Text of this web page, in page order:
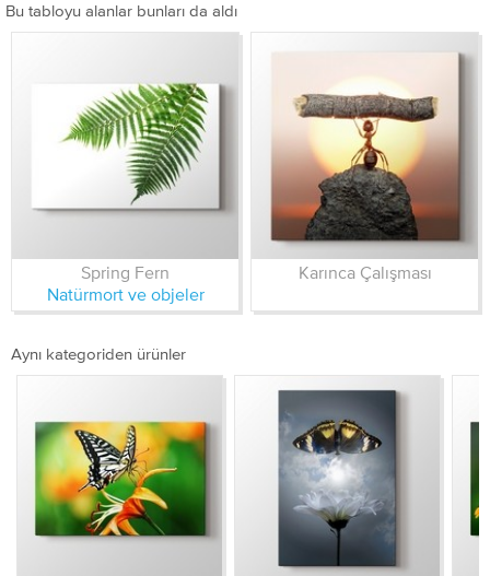
Bu tabloyu alanlar bunları da aldı
Spring Fern
Natürmort ve objeler
Karınca Çalışması
Aynı kategoriden ürünler